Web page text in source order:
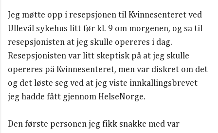
Jeg møtte opp i resepsjonen til Kvinnesenteret ved
Ullevål sykehus litt før kl. 9 om morgenen, og sa til
resepsjonisten at jeg skulle opereres i dag.
Resepsjonisten var litt skeptisk på at jeg skulle
opereres på Kvinnesenteret, men var diskret om det
og det løste seg ved at jeg viste innkallingsbrevet
jeg hadde fått gjennom HelseNorge.
Den første personen jeg fikk snakke med var